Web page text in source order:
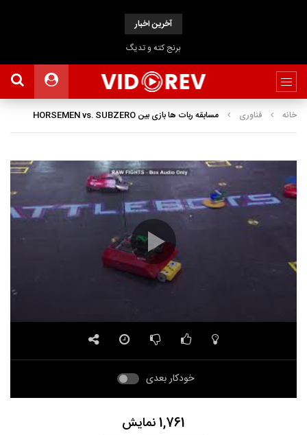
آخرین اخبار
برنج کته و تدیگ
خانه فناوری مسابقه ربات ها بازی بین HORSEMEN vs. SUBZERO
ویدیو
Media error: Format(s) not supported or source(s) not found
https://www.uploadbag.com/ofiles/d77c6e004d1e34dd2027631de42bbcda/BattleBots-
Basement-Tapes---THE-FOUR-HORSEMEN-vs.-SUBZERO-%5Bsatapar.com%5D.mp4
خودکار بعدی
1,761 نمایش